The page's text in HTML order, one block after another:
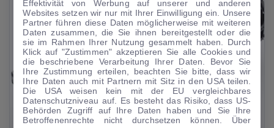
Effektivität von Werbung auf unserer und anderen
Websites setzen wir nur mit Ihrer Einwilligung ein. Unsere
Partner führen diese Daten möglicherweise mit weiteren
Daten zusammen, die Sie ihnen bereitgestellt oder die
sie im Rahmen Ihrer Nutzung gesammelt haben. Durch
Klick auf "Zustimmen" akzeptieren Sie alle Cookies und
die beschriebene Verarbeitung Ihrer Daten. Bevor Sie
Ihre Zustimmung erteilen, beachten Sie bitte, dass wir
Ihre Daten auch mit Partnern mit Sitz in den USA teilen.
Die USA weisen kein mit der EU vergleichbares
Datenschutzniveau auf. Es besteht das Risiko, dass US-
Behörden Zugriff auf Ihre Daten haben und Sie Ihre
Betroffenenrechte nicht durchsetzen können. Über